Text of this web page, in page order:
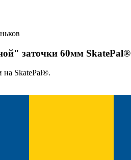
заточки 60мм SkatePal®
на SkatePal®.